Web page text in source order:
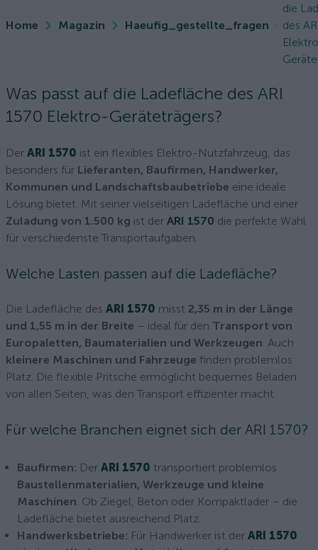
Home Magazin Haeufig_gestellte_fragen
die
des
Was passt auf die Ladefläche des ARI
1570 Elektro-Geräteträgers?
Der ARI 1570 ist ein flexibles Elektro-Nutzfahrzeug, das
besonders für Lieferanten, Baufirmen, Handwerker,
Kommunen und Landschaftsbaubetriebe eine ideale
Lösung bietet. Mit seiner vielseitigen Ladefläche und einer
Zuladung von 1.500 kg ist der ARI 1570 die perfekte Wahl
für verschiedenste Transportaufgaben.
Welche Lasten passen auf die Ladefläche?
Die Ladefläche des ARI 1570 misst 2,35 m in der Länge
und 1,55 m in der Breite – ideal für den Transport von
Europaletten, Baumaterialien und Werkzeugen. Auch
kleinere Maschinen und Fahrzeuge finden problemlos
Platz. Die flexible Pritsche ermöglicht bequemes Beladen
von allen Seiten, was den Transport effizienter macht.
Für welche Branchen eignet sich der ARI 1570?
Baufirmen: Der ARI 1570 transportiert problemlos
Baustellenmaterialien, Werkzeuge und kleine
Maschinen. Ob Ziegel, Beton oder Kompaktlader – die
Ladefläche bietet ausreichend Platz.
Handwerksbetriebe: Für Handwerker ist der ARI 1570